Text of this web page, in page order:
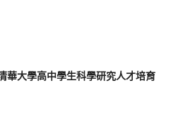
華大學高中學生科學研究人才培育